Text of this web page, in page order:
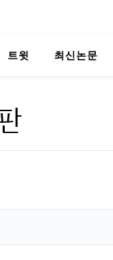
트윗 최신논문